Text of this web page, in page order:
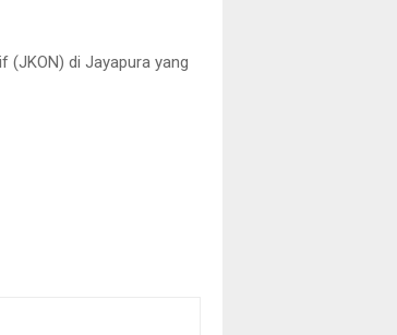
(JKON) di Jayapura yang